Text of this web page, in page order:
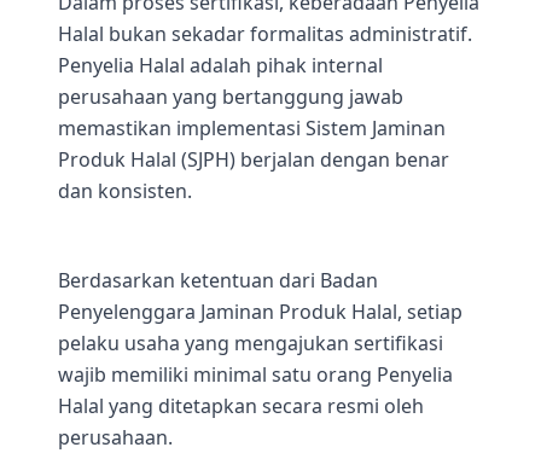
Halal bukan sekadar formalitas administratif.
Penyelia Halal adalah pihak internal
perusahaan yang bertanggung jawab
memastikan implementasi Sistem Jaminan
Produk Halal (SJPH) berjalan dengan benar
dan konsisten.
Berdasarkan ketentuan dari Badan
Penyelenggara Jaminan Produk Halal, setiap
pelaku usaha yang mengajukan sertifikasi
wajib memiliki minimal satu orang Penyelia
Halal yang ditetapkan secara resmi oleh
perusahaan.